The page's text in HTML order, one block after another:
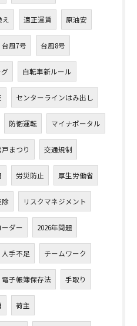
適正運賃 原油安
台風7号 台風8号
自転車新ルール
センターラインはみ出し
防衛運転 マイナポータル
まつり 交通規制
労災防止 厚生労働省
除 リスクマネジメント
ーダー 2026年問題
人手不足 チームワーク
電子帳簿保存法 手取り
荷主